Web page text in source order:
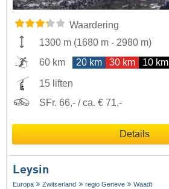
Waardering
1300 m (1680 m - 2980 m)
60 km
20 km 30 km 10 km
15 liften
SFr. 66,- / ca. € 71,-
Details
Leysin
Europa Zwitserland regio Geneve Waadt